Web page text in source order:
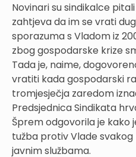
Novinari su sindikalce
zahtjeva da im se vrati
sporazuma s Vladom iz
zbog gospodarske krize
Tada je, naime,
vratiti kada gospodarski
tromjesječja zaredom
Predsjednica Sindikata
Šprem odgovorila je kako
tužba protiv Vlade
javnim službama.